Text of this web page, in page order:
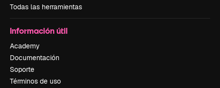
Todas las herramientas
Información útil
Academy
Documentación
Soporte
Términos de uso